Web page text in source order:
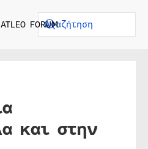
FORUM
και στην